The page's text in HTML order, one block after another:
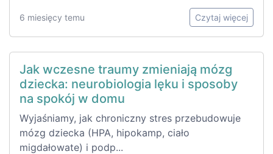
6 miesięcy temu Czytaj więcej
Jak wczesne traumy zmieniają mózg
dziecka: neurobiologia lęku i sposoby
na spokój w domu
Wyjaśniamy, jak chroniczny stres przebudowuje
mózg dziecka (HPA, hipokamp, ciało
migdałowate) i podp...